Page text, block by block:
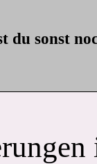
du sonst